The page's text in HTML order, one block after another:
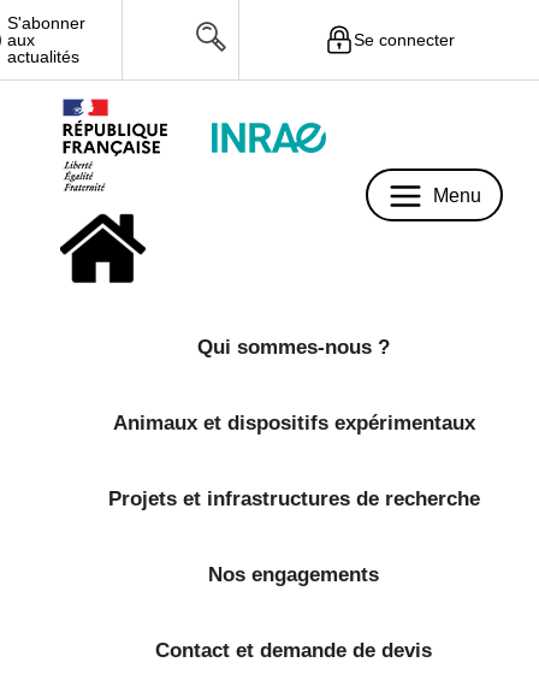
S'abonner
aux
actualités
Se connecter
Menu
Qui sommes-nous ?
Animaux et dispositifs expérimentaux
Projets et infrastructures de recherche
Nos engagements
Contact et demande de devis